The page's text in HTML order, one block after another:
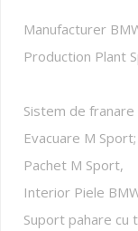
Manufacturer
Production Plant
Sistem de franare
Evacuare M Sport;
Pachet M Sport,
Interior Piele
Suport pahare cu